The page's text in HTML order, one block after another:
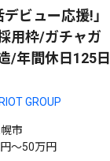
デビュー応援!」
用枠/ガチャガ
/年間休日125日
GROUP
市
～50万円